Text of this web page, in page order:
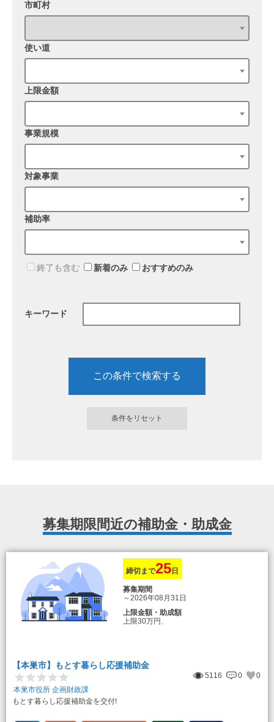
市町村
使い道
上限金額
事業規模
対象事業
補助率
終了も含む 新着のみ おすすめのみ
キーワード
募集期限間近の補助金・助成金
締切まで25日
募集期間
～2026年08月31日
上限金額・助成額
上限30万円、
【本巣市】もとす暮らし応援補助金
5116 0
0
本巣市役所 企画財政課
もとす暮らし応援補助金を交付!